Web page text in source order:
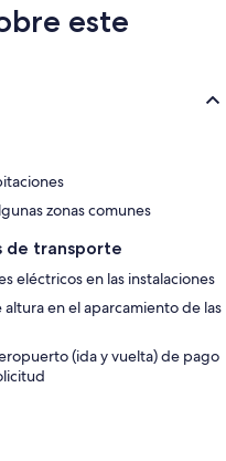
este
zonas comunes
de transporte
eléctricos en las instalaciones
en el aparcamiento de las
(ida y vuelta) de pago